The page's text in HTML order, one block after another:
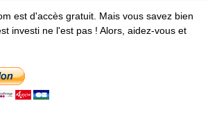
est d'accès gratuit. Mais vous savez bien
investi ne l'est pas ! Alors, aidez-vous et